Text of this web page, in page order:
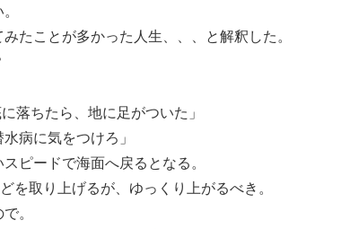
たことが多かった人生、、、と解釈した。
落ちたら、地に足がついた」
病に気をつけろ」
ピードで海面へ戻るとなる。
を取り上げるが、ゆっくり上がるべき。
。